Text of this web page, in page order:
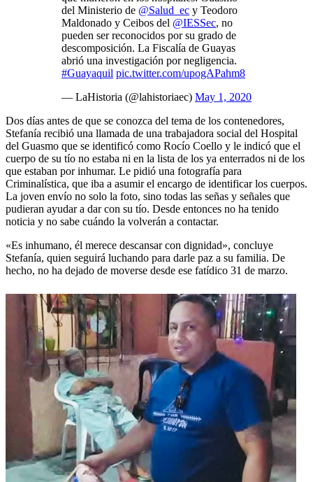
del Ministerio de @Salud_ec y Teodoro
Maldonado y Ceibos del @IESSec, no
pueden ser reconocidos por su grado de
descomposición. La Fiscalía de Guayas
abrió una investigación por negligencia.
#Guayaquil pic.twitter.com/upogAPahm8
— LaHistoria (@lahistoriaec) May 1, 2020
Dos días antes de que se conozca del tema de los contenedores,
Stefanía recibió una llamada de una trabajadora social del Hospital
del Guasmo que se identificó como Rocío Coello y le indicó que el
cuerpo de su tío no estaba ni en la lista de los ya enterrados ni de los
que estaban por inhumar. Le pidió una fotografía para
Criminalística, que iba a asumir el encargo de identificar los cuerpos.
La joven envío no solo la foto, sino todas las señas y señales que
pudieran ayudar a dar con su tío. Desde entonces no ha tenido
noticia y no sabe cuándo la volverán a contactar.
«Es inhumano, él merece descansar con dignidad», concluye
Stefanía, quien seguirá luchando para darle paz a su familia. De
hecho, no ha dejado de moverse desde ese fatídico 31 de marzo.